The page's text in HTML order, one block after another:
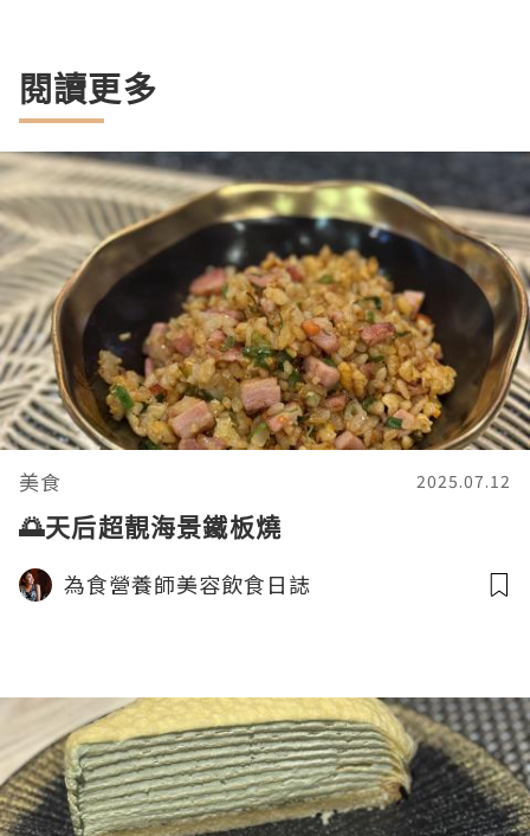
閱讀更多
美食 2025.07.12
🌅天后超靚海景鐵板燒
為食營養師美容飲食日誌